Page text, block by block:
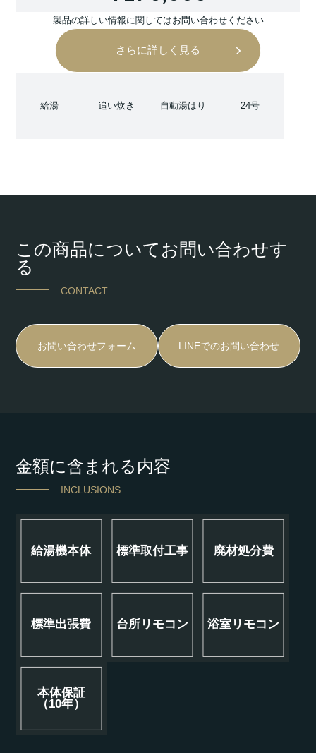
製品の詳しい情報に関してはお問い合わせください
さらに詳しく見る
給湯 追い炊き 自動湯はり 24号
この商品についてお問い合わせす
る
CONTACT
お問い合わせフォーム LINEでのお問い合わせ
金額に含まれる内容
INCLUSIONS
給湯機本体 標準取付工事 廃材処分費
標準出張費 台所リモコン 浴室リモコン
本体保証
（10年）